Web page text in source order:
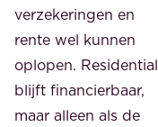
verzekeringen en
rente wel kunnen
oplopen. Residential
blijft financierbaar,
maar alleen als de